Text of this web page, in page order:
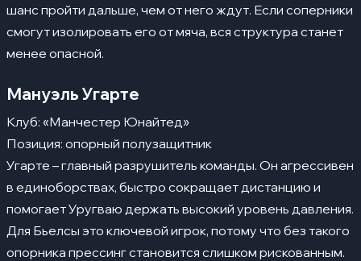
шанс пройти дальше, чем от него ждут. Если соперники
смогут изолировать его от мяча, вся структура станет
менее опасной.
Мануэль Угарте
Клуб: «Манчестер Юнайтед»
Позиция: опорный полузащитник
Угарте – главный разрушитель команды. Он агрессивен
в единоборствах, быстро сокращает дистанцию и
помогает Уругваю держать высокий уровень давления.
Для Бьелсы это ключевой игрок, потому что без такого
опорника прессинг становится слишком рискованным.